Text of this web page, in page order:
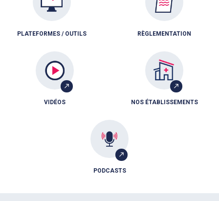
PLATEFORMES / OUTILS RÈGLEMENTATION
VIDÉOS NOS ÉTABLISSEMENTS
PODCASTS